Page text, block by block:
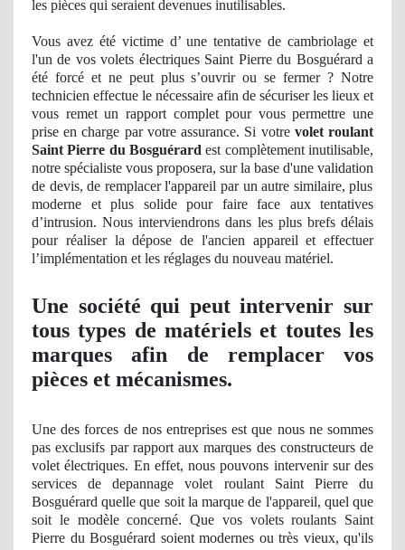
les pièces qui seraient devenues inutilisables.
Vous avez été victime d’ une tentative de cambriolage et
l'un de vos volets électriques Saint Pierre du Bosguérard a
été forcé et ne peut plus s’ouvrir ou se fermer ? Notre
technicien effectue le nécessaire afin de sécuriser les lieux et
vous remet un rapport complet pour vous permettre une
prise en charge par votre assurance. Si votre volet roulant
Saint Pierre du Bosguérard est complètement inutilisable,
notre spécialiste vous proposera, sur la base d'une validation
de devis, de remplacer l'appareil par un autre similaire, plus
moderne et plus solide pour faire face aux tentatives
d’intrusion. Nous interviendrons dans les plus brefs délais
pour réaliser la dépose de l'ancien appareil et effectuer
l’implémentation et les réglages du nouveau matériel.
Une société qui peut intervenir sur
tous types de matériels et toutes les
marques afin de remplacer vos
pièces et mécanismes.
Une des forces de nos entreprises est que nous ne sommes
pas exclusifs par rapport aux marques des constructeurs de
volet électriques. En effet, nous pouvons intervenir sur des
services de depannage volet roulant Saint Pierre du
Bosguérard quelle que soit la marque de l'appareil, quel que
soit le modèle concerné. Que vos volets roulants Saint
Pierre du Bosguérard soient modernes ou très vieux, qu'ils